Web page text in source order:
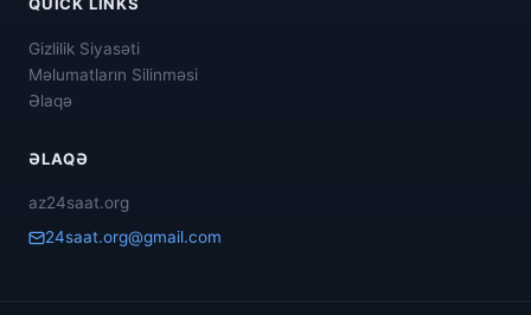
Gizlilik Siyasəti
Məlumatların Silinməsi
Əlaqə
ƏLAQƏ
az24saat.org
24saat.org@gmail.com